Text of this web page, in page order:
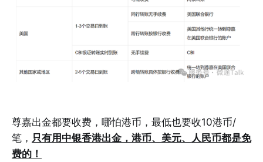
尊嘉出金都要收费，哪怕港币，最低也要收10港币/
笔， 只有用中银香港出金，港币、美元、人民币都是免
费的！